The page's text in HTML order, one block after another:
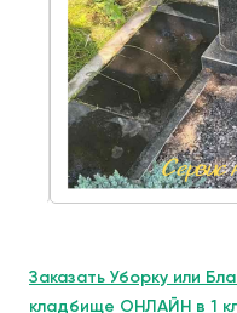
Заказать Уборку или
кладбище ОНЛАЙН в 1